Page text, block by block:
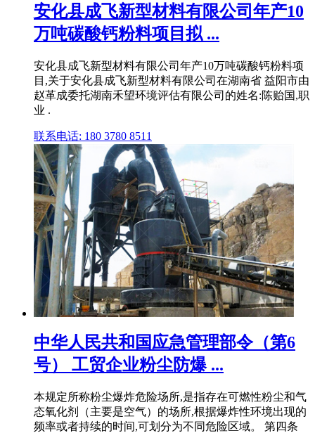
安化县成飞新型材料有限公司年产10
万吨碳酸钙粉料项目拟 ...
安化县成飞新型材料有限公司年产10万吨碳酸钙粉料项
目,关于安化县成飞新型材料有限公司在湖南省 益阳市由
赵革成委托湖南禾望环境评估有限公司的姓名:陈贻国,职
业 .
联系电话: 180 3780 8511
中华人民共和国应急管理部令（第6
号） 工贸企业粉尘防爆 ...
本规定所称粉尘爆炸危险场所,是指存在可燃性粉尘和气
态氧化剂（主要是空气）的场所,根据爆炸性环境出现的
频率或者持续的时间,可划分为不同危险区域。 第四条